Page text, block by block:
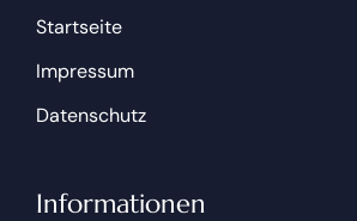
Startseite
Impressum
Datenschutz
Informationen